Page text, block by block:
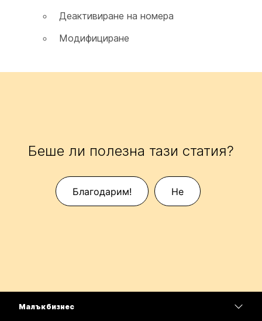
Деактивиране на номера
Модифициране
Беше ли полезна тази статия?
Благодарим! Не
Малък бизнес